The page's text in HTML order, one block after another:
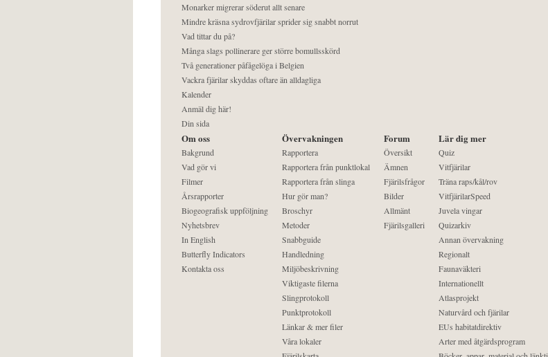
Monarker migrerar söderut allt senare
Mindre kräsna sydrovfjärilar sprider sig snabbt norrut
Vad tittar du på?
Många slags pollinerare ger större bomullsskörd
Två generationer påfågelöga i Belgien
Vackra fjärilar skyddas oftare än alldagliga
Kalender
Anmäl dig här!
Din sida
Om oss
Bakgrund
Vad gör vi
Filmer
Årsrapporter
Biogeografisk uppföljning
Nyhetsbrev
In English
Butterfly Indicators
Kontakta oss
Övervakningen
Rapportera
Rapportera från punktlokal
Rapportera från slinga
Hur gör man?
Broschyr
Metoder
Snabbguide
Handledning
Miljöbeskrivning
Viktigaste filerna
Slingprotokoll
Punktprotokoll
Länkar & mer filer
Våra lokaler
Forum
Översikt
Ämnen
Fjärilsfrågor
Bilder
Allmänt
Fjärilsgalleri
Lär dig mer
Quiz
Vitfjärilar
Träna raps/kål/rov
VitfjärilarSpeed
Juvela vingar
Quizarkiv
Annan övervakning
Regionalt
Faunaväkteri
Internationellt
Atlasprojekt
Naturvård och fjärilar
EUs habitatdirektiv
Arter med åtgärdsprogram